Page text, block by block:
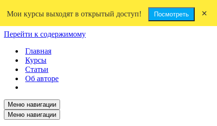
Перейти к содержимому
Главная
Курсы
Статьи
Об авторе
Меню навигации
Меню навигации
Мои курсы выходят в открытый доступ! Посмотреть ×